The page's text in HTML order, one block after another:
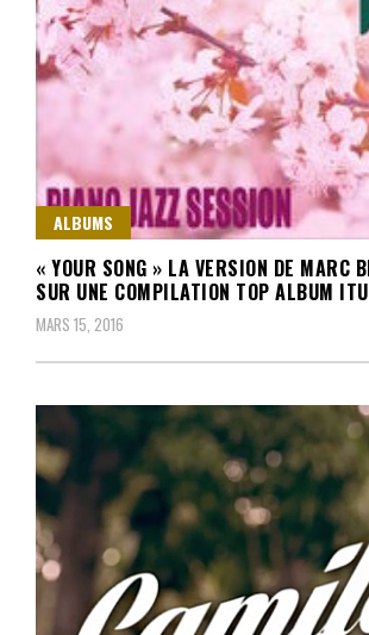
ALBUMS
« YOUR SONG » LA VERSION DE MARC
SUR UNE COMPILATION TOP ALBUM
MARS 15, 2016